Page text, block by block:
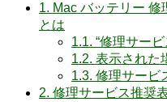
1. Mac バッテリー
とは
1.1. “修理サー
1.2. 表示された
1.3. 修理サービ
2. 修理サービス推奨